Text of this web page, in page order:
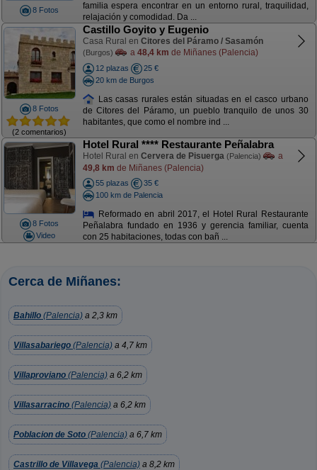
8 Fotos
familia espera encontrar en un entorno rural, traquilidad,
relajación y comodidad. Da ...
8 Fotos
(2 comentarios)
Castillo Goyito y Eugenio
Casa Rural en Citores del Páramo / Sasamón
(Burgos) a 48,4 km de Miñanes (Palencia)
12 plazas
25 €
20 km de Burgos
Las casas rurales están situadas en el casco urbano
de Citores del Páramo, un pueblo tranquilo de unos 30
habitantes, que como el nombre ind ...
8 Fotos
Video
Hotel Rural **** Restaurante Peñalabra
Hotel Rural en Cervera de Pisuerga (Palencia)
a
49,8 km de Miñanes (Palencia)
55 plazas
35 €
100 km de Palencia
Reformado en abril 2017, el Hotel Rural Restaurante
Peñalabra fundado en 1936 y gerencia familiar, cuenta
con 25 habitaciones, todas con bañ ...
Cerca de Miñanes:
Bahillo (Palencia) a 2,3 km
Villasabariego (Palencia) a 4,7 km
Villaproviano (Palencia) a 6,2 km
Villasarracino (Palencia) a 6,2 km
Poblacion de Soto (Palencia) a 6,7 km
Castrillo de Villavega (Palencia) a 8,2 km